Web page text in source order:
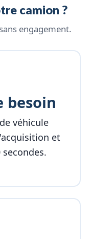
camion ?
engagement.
besoin
véhicule
et